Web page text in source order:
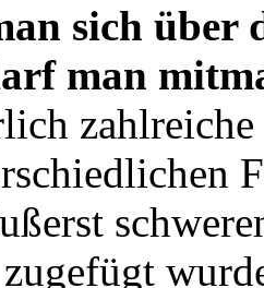
sich über
man